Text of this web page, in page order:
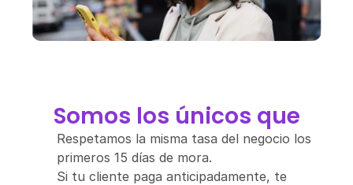
Somos los únicos que
Respetamos la misma tasa del negocio los
primeros 15 días de mora.
Si tu cliente paga anticipadamente, te